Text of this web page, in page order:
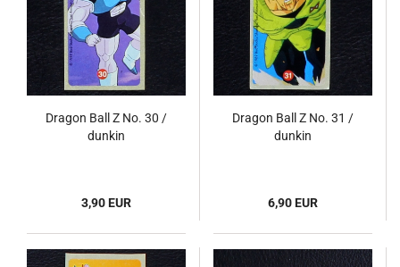
Dragon Ball Z No. 30 /
dunkin
3,90 EUR
Dragon Ball Z No. 31 /
dunkin
6,90 EUR